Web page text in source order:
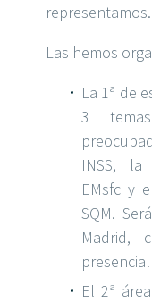
representamos.
Las hemos
La 1ª de
3
INSS, la
EMsfc y
SQM.
Madrid,
El 2ª